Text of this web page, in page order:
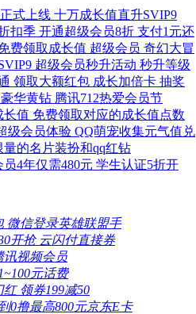
式上线 十万成长值直升SVIP9
扣季 开通超级会员8折 支付1元还
费领取成长值 超级会员 奇幻大冒
超级会员秒升活动 秒升等级
领取大额红包 成长加倍卡 抽奖
华黄钻 腾讯712热爱会员节
长值 免费领取对应的成长值点数
级会员体验 QQ萌宠收集元气值兑
的名片装扮和qq红钻
4年仅需480元 学生认证5折开
微信登录英雄联盟手
开抢 云闪付直接券
讯视频会员
元话费
红 领券199减50
0撸最高800元京东E卡